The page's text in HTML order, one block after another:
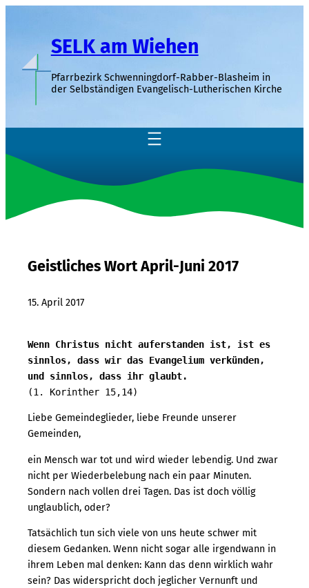
SELK am Wiehen
Pfarrbezirk Schwenningdorf-Rabber-Blasheim in
der Selbständigen Evangelisch-Lutherischen Kirche
Geistliches Wort April-Juni 2017
15. April 2017
Wenn Christus nicht auferstanden ist, ist es
sinnlos, dass wir das Evangelium verkünden,
und sinnlos, dass ihr glaubt.
(1. Korinther 15,14)
Liebe Gemeindeglieder, liebe Freunde unserer
Gemeinden,
ein Mensch war tot und wird wieder lebendig. Und zwar
nicht per Wiederbelebung nach ein paar Minuten.
Sondern nach vollen drei Tagen. Das ist doch völlig
unglaublich, oder?
Tatsächlich tun sich viele von uns heute schwer mit
diesem Gedanken. Wenn nicht sogar alle irgendwann in
ihrem Leben mal denken: Kann das denn wirklich wahr
sein? Das widerspricht doch jeglicher Vernunft und